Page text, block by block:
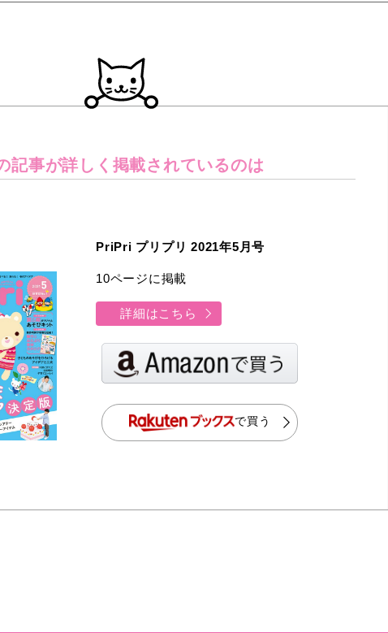
記事が詳しく 掲載されているのは
PriPri プリプリ 2021年5月号
10ページに掲載
詳細はこちら
で買う